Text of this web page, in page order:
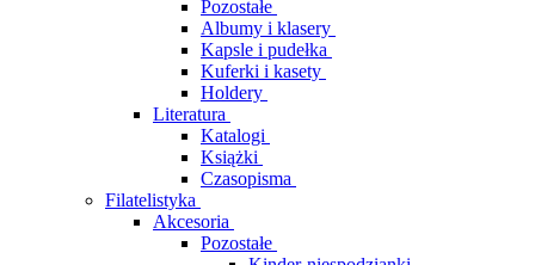
Pozostałe
Albumy i klasery
Kapsle i pudełka
Kuferki i kasety
Holdery
Literatura
Katalogi
Książki
Czasopisma
Filatelistyka
Akcesoria
Pozostałe